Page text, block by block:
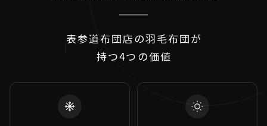
表参道布団店の羽毛布団が
持つ4つの価値